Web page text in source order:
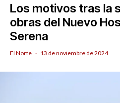
Los motivos tras la
obras del Nuevo
Serena
El Norte · 13 de noviembre de 2024